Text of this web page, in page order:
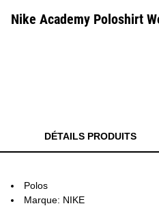
Nike Academy Poloshirt
DÉTAILS PRODUITS
Polos
Marque: NIKE